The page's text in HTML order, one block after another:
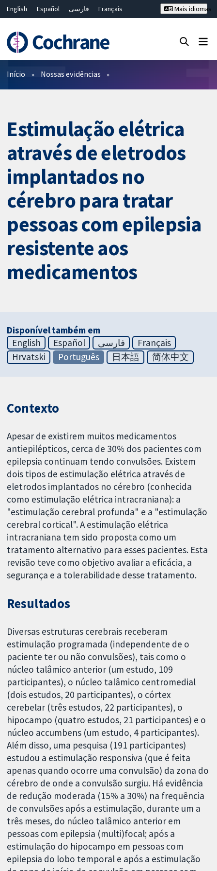
English Español فارسی
Français
Bahasa Malaysia
ไทย 繁體中文
Mais idiomas
Filtros
Início Nossas evidências
Estimulação elétrica
através de eletrodos
implantados no
cérebro para tratar
pessoas com epilepsia
resistente aos
medicamentos
Disponível também em
English
Español فارسی
Français
Hrvatski
Português 日本語 简体中文
Contexto
Apesar de existirem muitos medicamentos
antiepilépticos, cerca de 30% dos pacientes com
epilepsia continuam tendo convulsões. Existem
dois tipos de estimulação elétrica através de
eletrodos implantados no cérebro (conhecida
como estimulação elétrica intracraniana): a
"estimulação cerebral profunda" e a "estimulação
cerebral cortical". A estimulação elétrica
intracraniana tem sido proposta como um
tratamento alternativo para esses pacientes. Esta
revisão teve como objetivo avaliar a eficácia, a
segurança e a tolerabilidade desse tratamento.
Resultados
Diversas estruturas cerebrais receberam
estimulação programada (independente de o
paciente ter ou não convulsões), tais como o
núcleo talâmico anterior (um estudo, 109
participantes), o núcleo talâmico centromedial
(dois estudos, 20 participantes), o córtex
cerebelar (três estudos, 22 participantes), o
hipocampo (quatro estudos, 21 participantes) e o
núcleo accumbens (um estudo, 4 participantes).
Além disso, uma pesquisa (191 participantes)
estudou a estimulação responsiva (que é feita
apenas quando ocorre uma convulsão) da zona do
cérebro de onde a convulsão surgiu. Há evidência
de redução moderada (15% a 30%) na frequência
de convulsões após a estimulação, durante um a
três meses, do núcleo talâmico anterior em
pessoas com epilepsia (multi)focal; após a
estimulação do hipocampo em pessoas com
epilepsia do lobo temporal e após a estimulação